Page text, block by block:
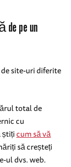
de pe un
site-uri diferite
total de
cu
știțicum să vă
să creșteți
ul dvs. web.